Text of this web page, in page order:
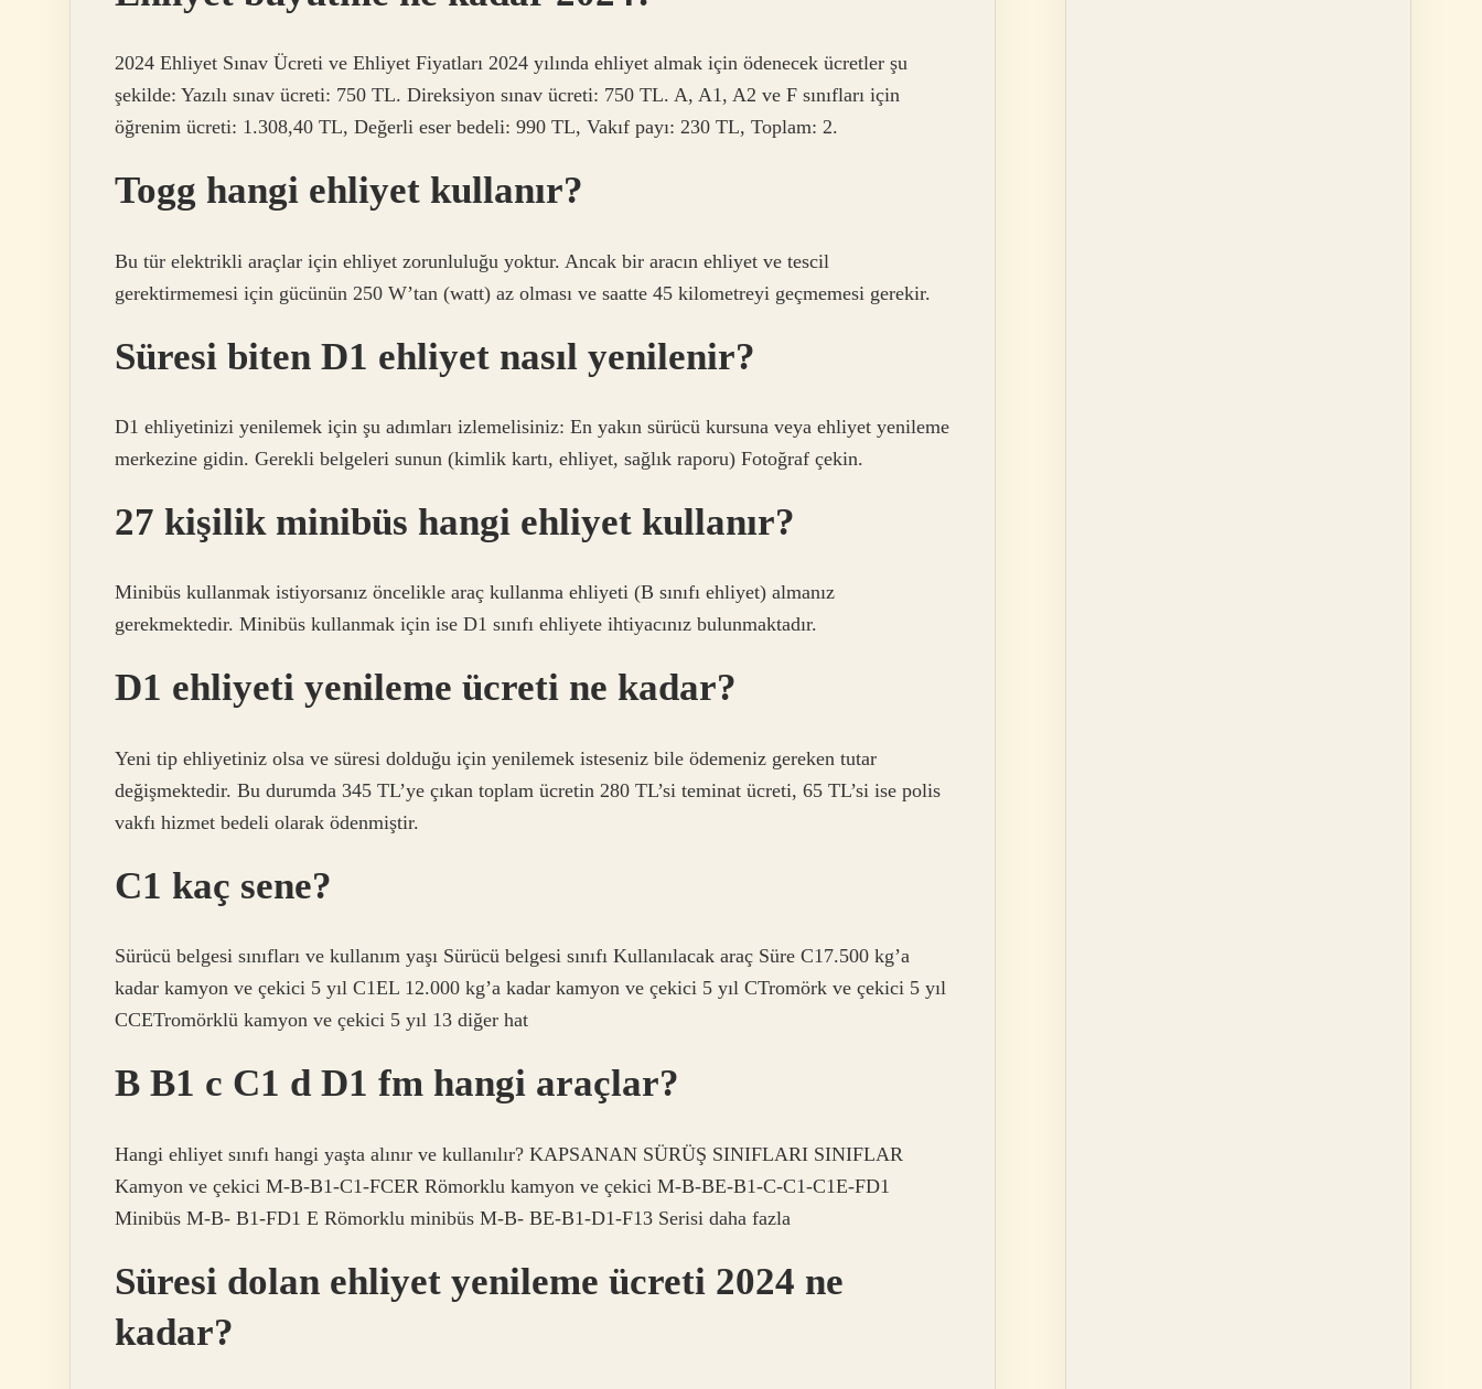
2024 Ehliyet Sınav Ücreti ve Ehliyet Fiyatları 2024 yılında ehliyet almak için ödenecek ücretler şu
şekilde: Yazılı sınav ücreti: 750 TL. Direksiyon sınav ücreti: 750 TL. A, A1, A2 ve F sınıfları için
öğrenim ücreti: 1.308,40 TL, Değerli eser bedeli: 990 TL, Vakıf payı: 230 TL, Toplam: 2.
Togg hangi ehliyet kullanır?
Bu tür elektrikli araçlar için ehliyet zorunluluğu yoktur. Ancak bir aracın ehliyet ve tescil
gerektirmemesi için gücünün 250 W’tan (watt) az olması ve saatte 45 kilometreyi geçmemesi gerekir.
Süresi biten D1 ehliyet nasıl yenilenir?
D1 ehliyetinizi yenilemek için şu adımları izlemelisiniz: En yakın sürücü kursuna veya ehliyet yenileme
merkezine gidin. Gerekli belgeleri sunun (kimlik kartı, ehliyet, sağlık raporu) Fotoğraf çekin.
27 kişilik minibüs hangi ehliyet kullanır?
Minibüs kullanmak istiyorsanız öncelikle araç kullanma ehliyeti (B sınıfı ehliyet) almanız
gerekmektedir. Minibüs kullanmak için ise D1 sınıfı ehliyete ihtiyacınız bulunmaktadır.
D1 ehliyeti yenileme ücreti ne kadar?
Yeni tip ehliyetiniz olsa ve süresi dolduğu için yenilemek isteseniz bile ödemeniz gereken tutar
değişmektedir. Bu durumda 345 TL’ye çıkan toplam ücretin 280 TL’si teminat ücreti, 65 TL’si ise polis
vakfı hizmet bedeli olarak ödenmiştir.
C1 kaç sene?
Sürücü belgesi sınıfları ve kullanım yaşı Sürücü belgesi sınıfı Kullanılacak araç Süre C17.500 kg’a
kadar kamyon ve çekici 5 yıl C1EL 12.000 kg’a kadar kamyon ve çekici 5 yıl CTromörk ve çekici 5 yıl
CCETromörklü kamyon ve çekici 5 yıl 13 diğer hat
B B1 c C1 d D1 fm hangi araçlar?
Hangi ehliyet sınıfı hangi yaşta alınır ve kullanılır? KAPSANAN SÜRÜŞ SINIFLARI SINIFLAR
Kamyon ve çekici M-B-B1-C1-FCER Römorklu kamyon ve çekici M-B-BE-B1-C-C1-C1E-FD1
Minibüs M-B- B1-FD1 E Römorklu minibüs M-B- BE-B1-D1-F13 Serisi daha fazla
Süresi dolan ehliyet yenileme ücreti 2024 ne
kadar?